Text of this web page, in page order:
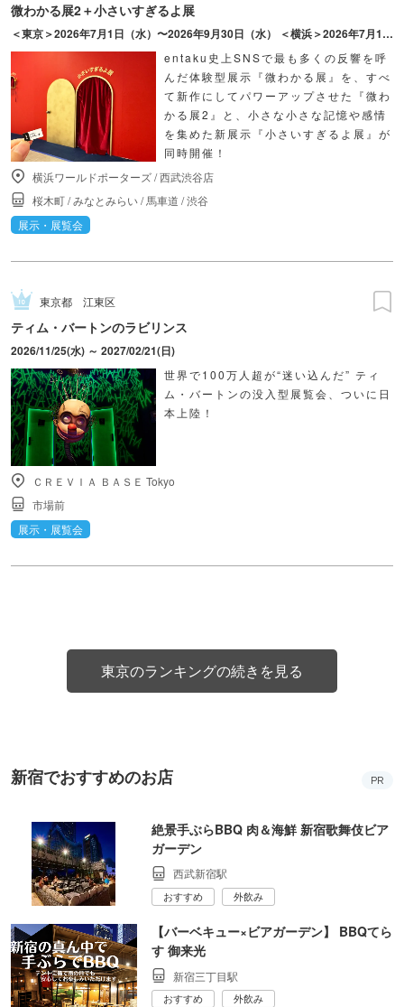
微わかる展2＋小さいすぎるよ展
＜東京＞2026年7月1日（水）〜2026年9月30日（水） ＜横浜＞2026年7月17日（金）〜2026年10月18日（日）
entaku史上SNSで最も多くの反響を呼
んだ体験型展示『微わかる展』を、すべ
て新作にしてパワーアップさせた『微わ
かる展2』と、小さな小さな記憶や感情
を集めた新展示『小さいすぎるよ展』が
同時開催！
横浜ワールドポーターズ/西武渋谷店
桜木町/みなとみらい/馬車道 /渋谷
展示・展覧会
東京都 江東区
ティム・バートンのラビリンス
2026/11/25(水) ～ 2027/02/21(日)
世界で100万人超が“迷い込んだ” ティ
ム・バートンの没入型展覧会、ついに日
本上陸！
ＣＲＥＶＩＡ ＢＡＳＥ Tokyo
市場前
展示・展覧会
東京のランキングの続きを見る
新宿でおすすめのお店 PR
絶景手ぶらBBQ 肉＆海鮮 新宿歌舞伎ビア
ガーデン
西武新宿駅
おすすめ 外飲み
【バーベキュー×ビアガーデン】 BBQてら
す 御来光
新宿三丁目駅
おすすめ 外飲み